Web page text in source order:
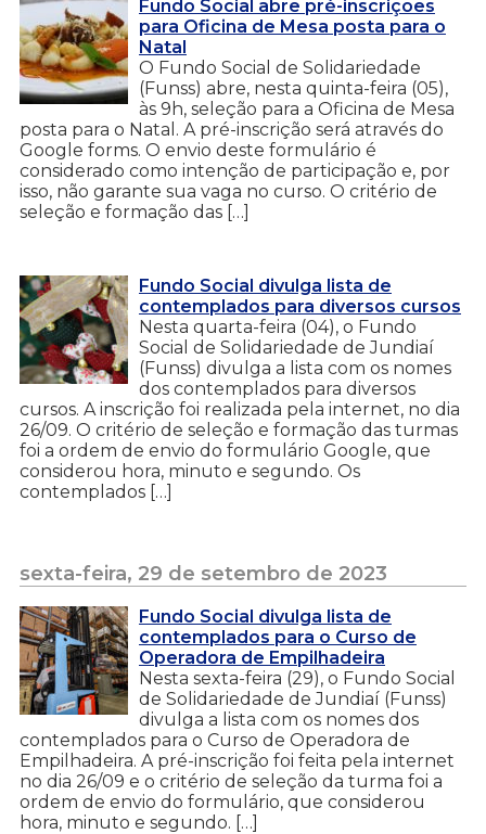
Fundo Social abre pré-inscrições
para Oficina de Mesa posta para o
Natal
O Fundo Social de Solidariedade
(Funss) abre, nesta quinta-feira (05),
às 9h, seleção para a Oficina de Mesa
posta para o Natal. A pré-inscrição será através do
Google forms. O envio deste formulário é
considerado como intenção de participação e, por
isso, não garante sua vaga no curso. O critério de
seleção e formação das […]
Fundo Social divulga lista de
contemplados para diversos cursos
Nesta quarta-feira (04), o Fundo
Social de Solidariedade de Jundiaí
(Funss) divulga a lista com os nomes
dos contemplados para diversos
cursos. A inscrição foi realizada pela internet, no dia
26/09. O critério de seleção e formação das turmas
foi a ordem de envio do formulário Google, que
considerou hora, minuto e segundo. Os
contemplados […]
sexta-feira, 29 de setembro de 2023
Fundo Social divulga lista de
contemplados para o Curso de
Operadora de Empilhadeira
Nesta sexta-feira (29), o Fundo Social
de Solidariedade de Jundiaí (Funss)
divulga a lista com os nomes dos
contemplados para o Curso de Operadora de
Empilhadeira. A pré-inscrição foi feita pela internet
no dia 26/09 e o critério de seleção da turma foi a
ordem de envio do formulário, que considerou
hora, minuto e segundo. […]